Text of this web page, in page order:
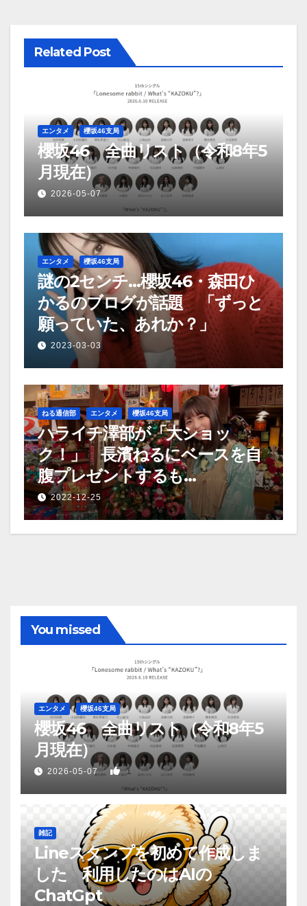
シ
ョ
Related Post
エンタメ 櫻坂46支局
櫻坂46 全曲リスト（令和8年5
月現在）
2026-05-07
エンタメ 櫻坂46支局
謎の2センチ…櫻坂46・森田ひ
かるのブログが話題 「ずっと
願っていた、あれか？」
2023-03-03
ねる通信部 エンタメ 櫻坂46支局
ハライチ澤部が「大ショッ
ク！」 長濱ねるにベースを自
腹プレゼントするも…
2022-12-25
You missed
エンタメ 櫻坂46支局
櫻坂46 全曲リスト（令和8年5
月現在）
2026-05-07 1
雑記
Lineスタンプを初めて作成しま
した 利用したのはAIの
ChatGpt